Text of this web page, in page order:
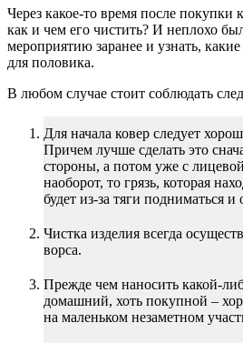
Через какое-то время после покупки
как и чем его чистить? И неплохо
мероприятию заранее и узнать,
для половика.
В любом случае стоит соблюдать
Для начала ковер следует
Причем лучше сделать это
стороны, а потом уже с
наоборот, то грязь, которая
будет из-за тяги подниматься и
Чистка изделия всегда
ворса.
Прежде чем наносить какой-
домашний, хоть покупной –
на маленьком незаметном